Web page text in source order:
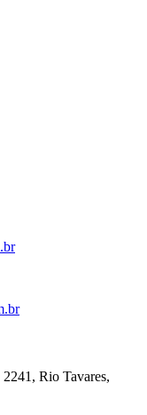
Rio Tavares,